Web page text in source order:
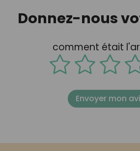
Donnez-nous
comment était
Envoyer mon